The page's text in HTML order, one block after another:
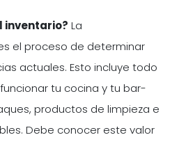
inventario? La
el proceso de determinar
actuales. Esto incluye todo
tu cocina y tu bar-
productos de limpieza e
Debe conocer este valor